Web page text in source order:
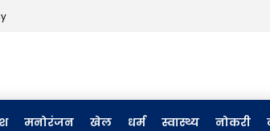
मनोरंजन खेल धर्म स्वास्थ्य नोकरी